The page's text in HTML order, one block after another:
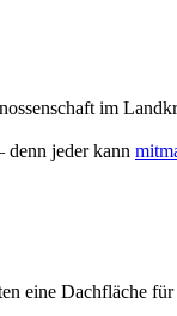
im
denn jeder kann
eine Dachfläche